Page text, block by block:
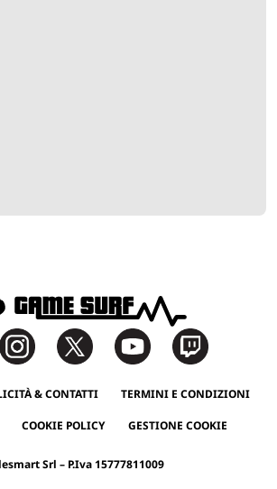
& CONTATTI TERMINI E CONDIZIONI
COOKIE POLICY GESTIONE COOKIE
Srl – P.Iva 15777811009